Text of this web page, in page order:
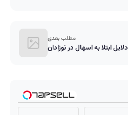
مطلب بعدی
دلایل ابتلا به اسهال در نوزادان